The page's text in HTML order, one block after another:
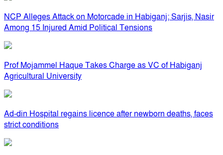
NCP Alleges Attack on Motorcade in Habiganj; Sarjis, Nasir
Among 15 Injured Amid Political Tensions
Prof Mojammel Haque Takes Charge as VC of Habiganj
Agricultural University
Ad-din Hospital regains licence after newborn deaths, faces
strict conditions